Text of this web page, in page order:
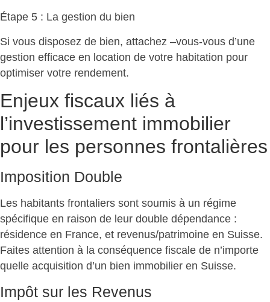
Étape 5 : La gestion du bien
Si vous disposez de bien, attachez –vous-vous d’une
gestion efficace en location de votre habitation pour
optimiser votre rendement.
Enjeux fiscaux liés à
l’investissement immobilier
pour les personnes frontalières
Imposition Double
Les habitants frontaliers sont soumis à un régime
spécifique en raison de leur double dépendance :
résidence en France, et revenus/patrimoine en Suisse.
Faites attention à la conséquence fiscale de n’importe
quelle acquisition d’un bien immobilier en Suisse.
Impôt sur les Revenus